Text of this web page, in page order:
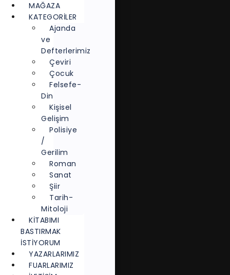
MAĞAZA
KATEGORİLER
Ajanda
ve
Defterlerimiz
Çeviri
Çocuk
Felsefe-
Din
Kişisel
Gelişim
Polisiye
/
Gerilim
Roman
Sanat
Şiir
Tarih-
Mitoloji
KITABIMI
BASTIRMAK
İSTIYORUM
YAZARLARIMIZ
FUARLARIMIZ